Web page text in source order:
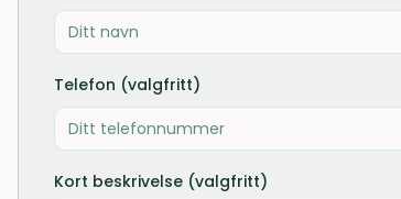
Telefon (valgfritt)
Kort beskrivelse (valgfritt)